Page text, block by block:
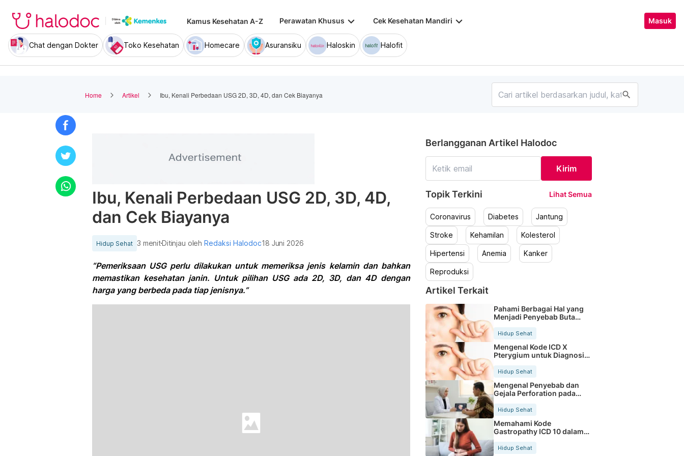
Kamus Kesehatan A-Z Perawatan Khusus keyboard_arrow_down Cek Kesehatan Mandiri keyboard_arrow_down Masuk
Chat dengan Dokter Toko Kesehatan Homecare Asuransiku Haloskin Halofit
Home Artikel Ibu, Kenali Perbedaan USG 2D, 3D, 4D, dan Cek Biayanya search
Ibu, Kenali Perbedaan USG 2D, 3D, 4D,
dan Cek Biayanya
Hidup Sehat 3 menitDitinjau olehRedaksi Halodoc18 Juni 2026
“Pemeriksaan USG perlu dilakukan untuk memeriksa jenis kelamin dan bahkan
memastikan kesehatan janin. Untuk pilihan USG ada 2D, 3D, dan 4D dengan
harga yang berbeda pada tiap jenisnya.”
Berlangganan Artikel Halodoc
Kirim
Topik Terkini Lihat Semua
Coronavirus Diabetes Jantung
Stroke Kehamilan Kolesterol
Hipertensi Anemia Kanker
Reproduksi
Artikel Terkait
Pahami Berbagai Hal yang
Menjadi Penyebab Buta
Hidup Sehat
Mengenal Kode ICD X
Pterygium untuk Diagnosis
Hidup Sehat
Mengenal Penyebab dan
Gejala Perforation pada
Tubuh
Hidup Sehat
Memahami Kode
Gastropathy ICD 10 dalam
Rekam Medis Pasien
Hidup Sehat